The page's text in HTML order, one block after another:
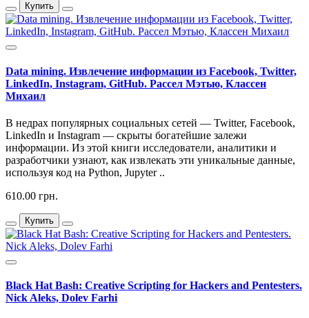
Купить
Data mining. Извлечение информации из Facebook, Twitter,
LinkedIn, Instagram, GitHub. Рассел Мэтью, Классен
Михаил
В недрах популярных социальных сетей — Twitter, Facebook,
LinkedIn и Instagram — скрыты богатейшие залежи
информации. Из этой книги исследователи, аналитики и
разработчики узнают, как извлекать эти уникальные данные,
используя код на Python, Jupyter ..
610.00 грн.
Купить
Black Hat Bash: Creative Scripting for Hackers and Pentesters.
Nick Aleks, Dolev Farhi